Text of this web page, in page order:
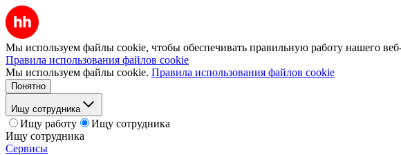
Мы используем файлы cookie, чтобы обеспечивать правильную работу нашего
Правила использования файлов cookie
Мы используем файлы cookie. Правила использования файлов cookie
Понятно
Ищу сотрудника
Ищу работу
Ищу сотрудника
Ищу сотрудника
Сервисы